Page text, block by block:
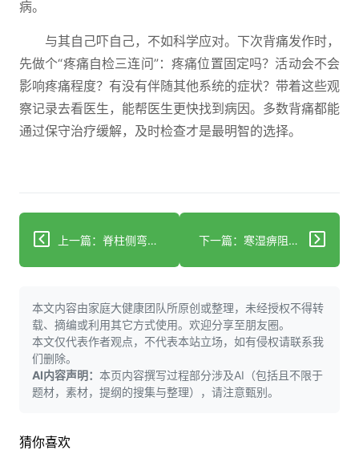
病。
与其自己吓自己，不如科学应对。下次背痛发作时，
先做个“疼痛自检三连问”：疼痛位置固定吗？活动会不会
影响疼痛程度？有没有伴随其他系统的症状？带着这些观
察记录去看医生，能帮医生更快找到病因。多数背痛都能
通过保守治疗缓解，及时检查才是最明智的选择。
上一篇：脊柱侧弯就诊前，这些病史细节别漏了！ 下一篇：寒湿痹阻型骨刺用外用中成药？这些要点帮你避坑
本文内容由家庭大健康团队所原创或整理，未经授权不得转
载、摘编或利用其它方式使用。欢迎分享至朋友圈。
本文仅代表作者观点，不代表本站立场，如有侵权请联系我
们删除。
AI内容声明： 本页内容撰写过程部分涉及AI（包括且不限于
题材，素材，提纲的搜集与整理），请注意甄别。
猜你喜欢